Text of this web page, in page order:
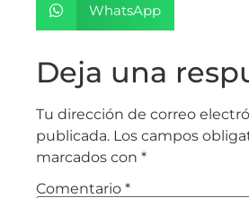
WhatsApp
Deja una
Tu dirección de correo
publicada. Los campos
marcados con *
Comentario *